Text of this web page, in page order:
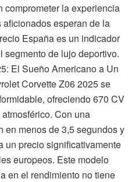
comprometer la experiencia
esperan de la
España es un indicador
de lujo deportivo.
El Sueño Americano a Un
Corvette Z06 2025 se
ofreciendo 670 CV
Con una
en menos de 3,5 segundos y
un precio significativamente
europeos. Este modelo
en el rendimiento no tiene